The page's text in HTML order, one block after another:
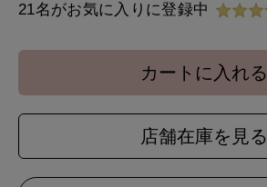
21名がお気に入りに登録中
カートに入れる
店舗在庫を見る